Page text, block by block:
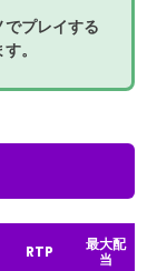
プレイする
。
RTP
最大配
当